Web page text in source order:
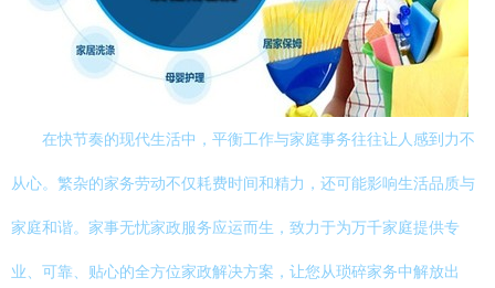
在快节奏的现代生活中，平衡工作与家庭事务往往让人感到力不
从心。繁杂的家务劳动不仅耗费时间和精力，还可能影响生活品质与
家庭和谐。家事无忧家政服务应运而生，致力于为万千家庭提供专
业、可靠、贴心的全方位家政解决方案，让您从琐碎家务中解放出